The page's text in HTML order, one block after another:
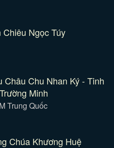
Chiêu Ngọc Túy
Châu Chu Nhan Ký - Tinh
Minh
Trung Quốc
Chúa Khương Huệ